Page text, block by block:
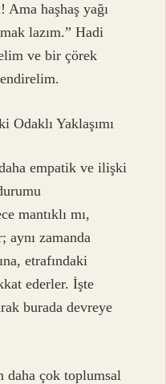
Ama haşhaş yağı
lazım.” Hadi
ve bir çörek
Odaklı Yaklaşımı
empatik ve ilişki
mantıklı mı,
aynı zamanda
etrafındaki
ederler. İşte
burada devreye
daha çok toplumsal